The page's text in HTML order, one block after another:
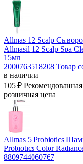
Allmas 12 Scalp
Allmasil 12 Scalp Spa
15мл
2000763518208 Товар
в наличии
105 ₽ Рекомендованная
розничная цена
Allmas 5 Probiotics
Probiotics Color
8809744060767